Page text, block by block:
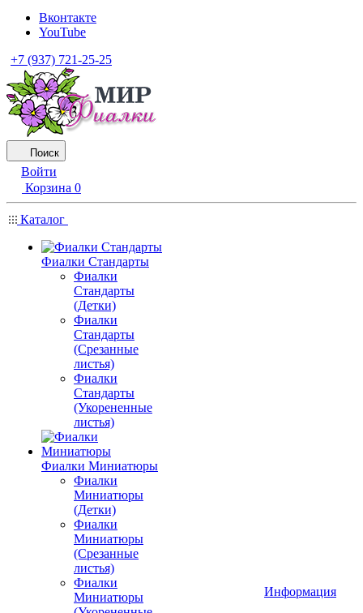
Вконтакте
YouTube
+7 (937) 721-25-25
Поиск
Войти
Корзина 0
Каталог
Фиалки Стандарты
Фиалки
Стандарты
(Детки)
Фиалки
Стандарты
(Срезанные
листья)
Фиалки
Стандарты
(Укорененные
листья)
Фиалки Миниатюры
Фиалки
Миниатюры
(Детки)
Фиалки
Миниатюры
(Срезанные
листья)
Фиалки
Миниатюры
Информация